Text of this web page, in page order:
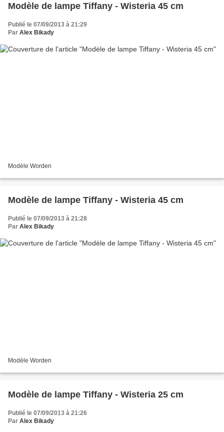
Modèle de lampe Tiffany - Wisteria 45 cm
Publié le 07/09/2013 à 21:29
Par Alex Bikady
Modèle Worden
Modèle de lampe Tiffany - Wisteria 45 cm
Publié le 07/09/2013 à 21:28
Par Alex Bikady
Modèle Worden
Modèle de lampe Tiffany - Wisteria 25 cm
Publié le 07/09/2013 à 21:26
Par Alex Bikady